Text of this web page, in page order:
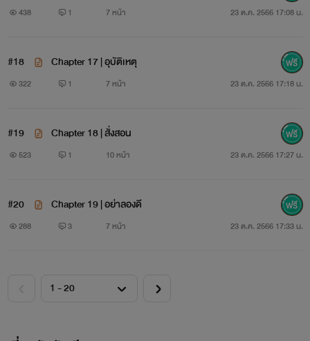
438 1 7 หน้า 23 ต.ค. 2566 17:08 น.
#18 Chapter 17 | อุบัติเหตุ
322 1 7 หน้า 23 ต.ค. 2566 17:18 น.
#19 Chapter 18 | สั่งสอน
523 1 10 หน้า 23 ต.ค. 2566 17:27 น.
#20 Chapter 19 | อย่าลองดี
288 3 7 หน้า 23 ต.ค. 2566 17:33 น.